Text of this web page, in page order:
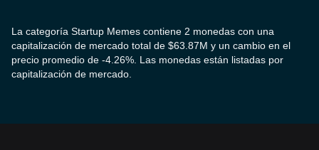
La categoría Startup Memes contiene 2 monedas con una
capitalización de mercado total de $63.87M y un cambio en el
precio promedio de -4.26%. Las monedas están listadas por
capitalización de mercado.